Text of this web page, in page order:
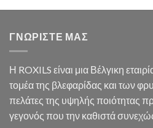
ΓΝΩΡΙΣΤΕ ΜΑΣ
Η ROXILS είναι μια Βέλγικη
τομέα της βλεφαρίδας και των
πελάτες της υψηλής ποιότητας
γεγονός που την καθιστά